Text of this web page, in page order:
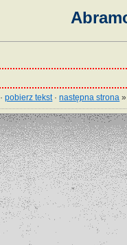
·pobierz tekst·następna strona »